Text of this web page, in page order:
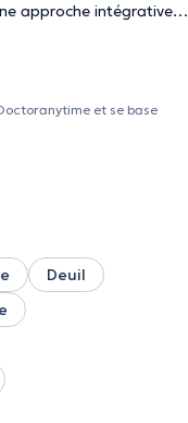
approche intégrative
votre environnement.
-
en charge
- Prise en charge
et se base
Deuil